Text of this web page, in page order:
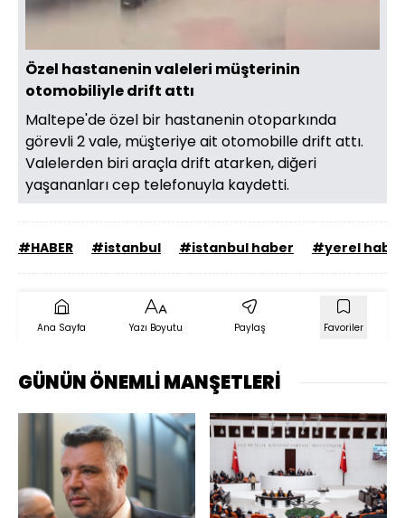
Özel hastanenin valeleri müşterinin
otomobiliyle drift attı
Maltepe'de özel bir hastanenin otoparkında
görevli 2 vale, müşteriye ait otomobille drift attı.
Valelerden biri araçla drift atarken, diğeri
yaşananları cep telefonuyla kaydetti.
#HABER #istanbul #istanbul haber #yerel haber
Ana Sayfa Yazı Boyutu Paylaş Favoriler
GÜNÜN ÖNEMLİ MANŞETLERİ